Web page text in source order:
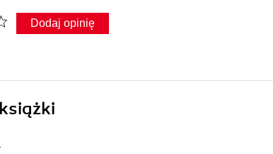
Dodaj opinię
książki